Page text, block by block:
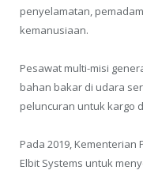
penyelamatan,
kemanusiaan.
Pesawat multi-misi
bahan bakar di udara
peluncuran untuk kargo
Pada 2019, Kementerian
Elbit Systems untuk